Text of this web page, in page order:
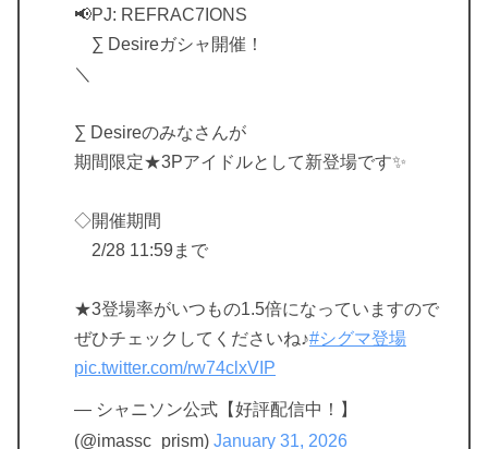
📢PJ: REFRAC7IONS
∑ Desireガシャ開催！
＼
∑ Desireのみなさんが
期間限定★3Pアイドルとして新登場です✨
◇開催期間
2/28 11:59まで
★3登場率がいつもの1.5倍になっていますので
ぜひチェックしてくださいね♪#シグマ登場
pic.twitter.com/rw74clxVIP
— シャニソン公式【好評配信中！】
(@imassc_prism) January 31, 2026